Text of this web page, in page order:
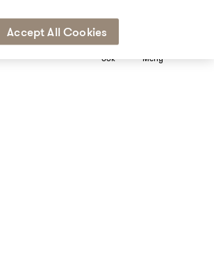
Sök Meny
Accept All Cookies